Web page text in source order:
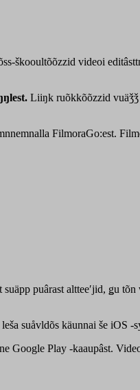
škooultõõzzid videoi
Liiŋk ruõkkõõzzid vuäǯǯ
FilmoraGo:est.
puârast altteeʹjid, ǥu
suåvldõs käunnai še iOS -
Google Play -kaaupâst.